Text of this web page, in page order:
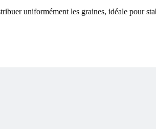
uniformément les graines, idéale pour